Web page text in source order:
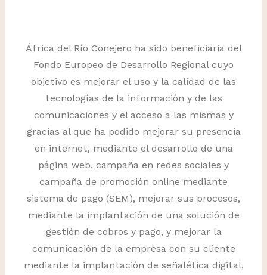
África del Río Conejero ha sido beneficiaria del
Fondo Europeo de Desarrollo Regional cuyo
objetivo es mejorar el uso y la calidad de las
tecnologías de la información y de las
comunicaciones y el acceso a las mismas y
gracias al que ha podido mejorar su presencia
en internet, mediante el desarrollo de una
página web, campaña en redes sociales y
campaña de promoción online mediante
sistema de pago (SEM), mejorar sus procesos,
mediante la implantación de una solución de
gestión de cobros y pago, y mejorar la
comunicación de la empresa con su cliente
mediante la implantación de señalética digital.